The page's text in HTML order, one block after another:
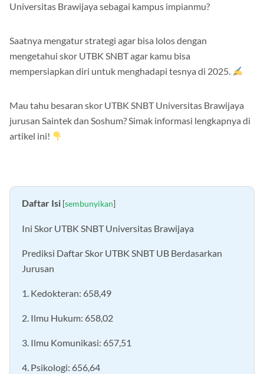
Universitas Brawijaya sebagai kampus impianmu?
Saatnya mengatur strategi agar bisa lolos dengan
mengetahui skor UTBK SNBT agar kamu bisa
mempersiapkan diri untuk menghadapi tesnya di 2025.
Mau tahu besaran skor UTBK SNBT Universitas Brawijaya
jurusan Saintek dan Soshum? Simak informasi lengkapnya di
artikel ini!
Daftar Isi [sembunyikan]
Ini Skor UTBK SNBT Universitas Brawijaya
Prediksi Daftar Skor UTBK SNBT UB Berdasarkan
Jurusan
1. Kedokteran: 658,49
2. Ilmu Hukum: 658,02
3. Ilmu Komunikasi: 657,51
4. Psikologi: 656,64